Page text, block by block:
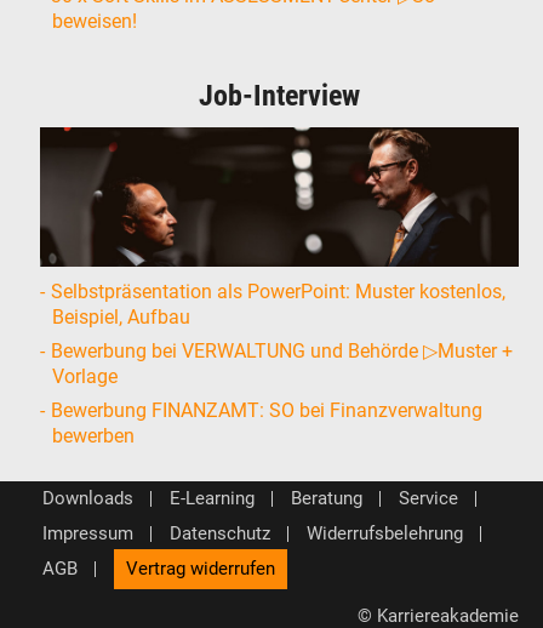
beweisen!
Job-Interview
Selbstpräsentation als PowerPoint: Muster kostenlos,
Beispiel, Aufbau
Bewerbung bei VERWALTUNG und Behörde ▷Muster +
Vorlage
Bewerbung FINANZAMT: SO bei Finanzverwaltung
bewerben
Downloads E-Learning Beratung
Service
Impressum
Datenschutz
Widerrufsbelehrung
AGB
Vertrag widerrufen
© Karriereakademie